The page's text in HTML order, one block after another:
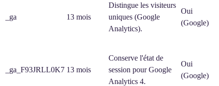
_ga 13 mois
Distingue les visiteurs
uniques (Google
Analytics).
Oui
(Google)
_ga_F93JRLL0K7 13 mois
Conserve l'état de
session pour Google
Analytics 4.
Oui
(Google)